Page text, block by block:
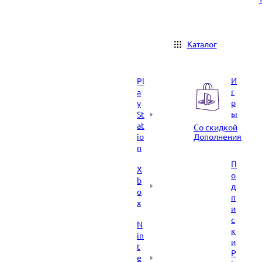
Каталог
Pl
a
y
St
at
io
n
X
b
o
x
N
in
t
e
И
г
р
ы
Со скидкой
Дополнения
П
о
д
п
и
с
к
и
P